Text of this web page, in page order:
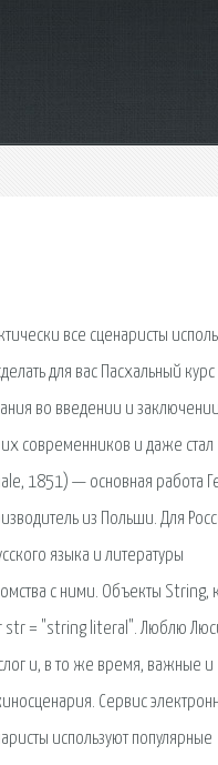
все сценаристы
для вас Пасхальный курс
во введении и
современников и даже стал
1851) — основная работа
из Польши. Для
языка и литературы
с ними. Объекты String,
str = "string literal". Люблю
и, в то же время, важные и
Сервис
используют популярные